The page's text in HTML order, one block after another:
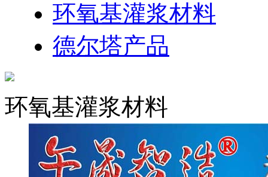
环氧基灌浆材料
德尔塔产品
环氧基灌浆材料